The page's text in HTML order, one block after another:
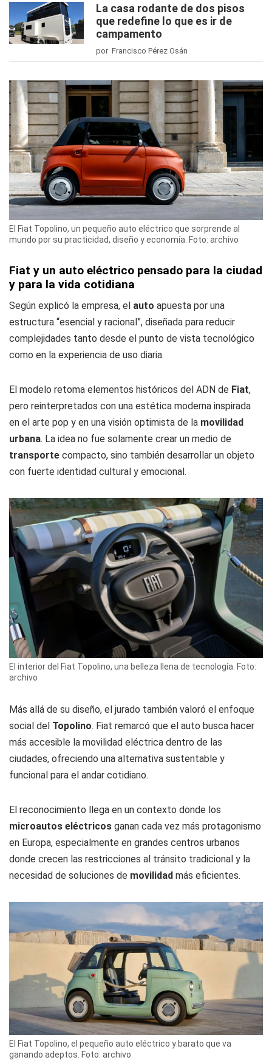
La casa rodante de dos pisos
que redefine lo que es ir de
campamento
por Francisco Pérez Osán
El Fiat Topolino, un pequeño auto eléctrico que sorprende al
mundo por su practicidad, diseño y economía. Foto: archivo
Fiat y un auto eléctrico pensado para la ciudad
y para la vida cotidiana
Según explicó la empresa, el auto apuesta por una
estructura “esencial y racional”, diseñada para reducir
complejidades tanto desde el punto de vista tecnológico
como en la experiencia de uso diaria.
El modelo retoma elementos históricos del ADN de Fiat,
pero reinterpretados con una estética moderna inspirada
en el arte pop y en una visión optimista de la movilidad
urbana. La idea no fue solamente crear un medio de
transporte compacto, sino también desarrollar un objeto
con fuerte identidad cultural y emocional.
El interior del Fiat Topolino, una belleza llena de tecnología. Foto:
archivo
Más allá de su diseño, el jurado también valoró el enfoque
social del Topolino. Fiat remarcó que el auto busca hacer
más accesible la movilidad eléctrica dentro de las
ciudades, ofreciendo una alternativa sustentable y
funcional para el andar cotidiano.
El reconocimiento llega en un contexto donde los
microautos eléctricos ganan cada vez más protagonismo
en Europa, especialmente en grandes centros urbanos
donde crecen las restricciones al tránsito tradicional y la
necesidad de soluciones de movilidad más eficientes.
El Fiat Topolino, el pequeño auto eléctrico y barato que va
ganando adeptos. Foto: archivo